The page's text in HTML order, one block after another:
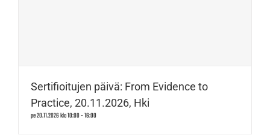
Sertifioitujen päivä: From Evidence to
Practice, 20.11.2026, Hki
pe 20.11.2026 klo 10:00-16:00